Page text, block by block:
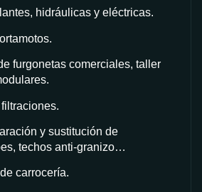
hidráulicas y eléctricas.
furgonetas comerciales, taller
y sustitución de
techos anti-granizo…
carrocería.